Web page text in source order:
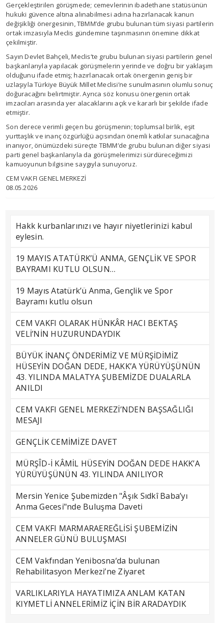
Gerçekleştirilen görüşmede; cemevlerinin ibadethane statüsünün
hukuki güvence altına alınabilmesi adına hazırlanacak kanun
değişikliği önergesinin, TBMM’de grubu bulunan tüm siyasi partilerin
ortak imzasıyla Meclis gündemine taşınmasının önemine dikkat
çekilmiştir.
Sayın Devlet Bahçeli, Meclis’te grubu bulunan siyasi partilerin genel
başkanlarıyla yapılacak görüşmelerin yerinde ve doğru bir yaklaşım
olduğunu ifade etmiş; hazırlanacak ortak önergenin geniş bir
uzlaşıyla Türkiye Büyük Millet Meclisi’ne sunulmasının olumlu sonuç
doğuracağını belirtmiştir. Ayrıca söz konusu önergenin ortak
imzacıları arasında yer alacaklarını açık ve kararlı bir şekilde ifade
etmiştir.
Son derece verimli geçen bu görüşmenin; toplumsal birlik, eşit
yurttaşlık ve inanç özgürlüğü açısından önemli katkılar sunacağına
inanıyor, önümüzdeki süreçte TBMM’de grubu bulunan diğer siyasi
parti genel başkanlarıyla da görüşmelerimizi sürdüreceğimizi
kamuoyunun bilgisine saygıyla sunuyoruz.
CEM VAKFI GENEL MERKEZİ
08.05.2026
Hakk kurbanlarınızı ve hayır niyetlerinizi kabul
eylesin.
19 MAYIS ATATÜRK’Ü ANMA, GENÇLİK VE SPOR
BAYRAMI KUTLU OLSUN…
19 Mayıs Atatürk’ü Anma, Gençlik ve Spor
Bayramı kutlu olsun
CEM VAKFI OLARAK HÜNKÂR HACI BEKTAŞ
VELİ’NİN HUZURUNDAYDIK
BÜYÜK İNANÇ ÖNDERİMİZ VE MÜRŞİDİMİZ
HÜSEYİN DOĞAN DEDE, HAKK’A YÜRÜYÜŞÜNÜN
43. YILINDA MALATYA ŞUBEMİZDE DUALARLA
ANILDI
CEM VAKFI GENEL MERKEZİ’NDEN BAŞSAĞLIĞI
MESAJI
GENÇLİK CEMİMİZE DAVET
MÜRŞÎD-İ KÂMİL HÜSEYİN DOĞAN DEDE HAKK’A
YÜRÜYÜŞÜNÜN 43. YILINDA ANILIYOR
Mersin Yenice Şubemizden "Âşık Sıdkî Baba’yı
Anma Gecesi"nde Buluşma Daveti
CEM VAKFI MARMARAEREĞLİSİ ŞUBEMİZİN
ANNELER GÜNÜ BULUŞMASI
CEM Vakfından Yenibosna‘da bulunan
Rehabilitasyon Merkezi’ne Ziyaret
VARLIKLARIYLA HAYATIMIZA ANLAM KATAN
KIYMETLİ ANNELERİMİZ İÇİN BİR ARADAYDIK